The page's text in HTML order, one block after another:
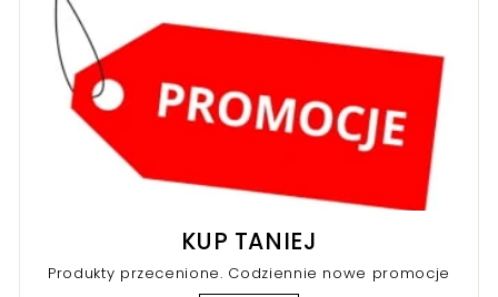
KUP TANIEJ
Produkty przecenione. Codziennie nowe promocje